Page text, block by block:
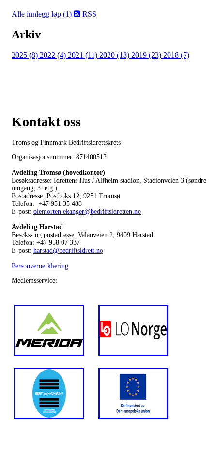
Alle innlegg løp (1) RSS
Arkiv
2025 (8) 2022 (4) 2021 (11) 2020 (18) 2019 (23) 2018 (7)
Kontakt oss
Troms og Finnmark Bedriftsidrettskrets
Organisasjonsnummer: 871400512
Avdeling Tromsø (hovedkontor)
Besøksadresse: Idrettens Hus / Alfheim stadion, Stadionveien 3 (søndre
inngang, 3. etg.)
Postadresse: Postboks 12, 9251 Tromsø
Telefon: +47 951 35 488
E-post: olemorten.ekanger@bedriftsidretten.no
Avdeling Harstad
Besøks- og postadresse: Valanveien 2, 9409 Harstad
Telefon: +47 958 07 337
E-post: harstad@bedriftsidrett.no
Personvernerklæring
Medlemsservice: